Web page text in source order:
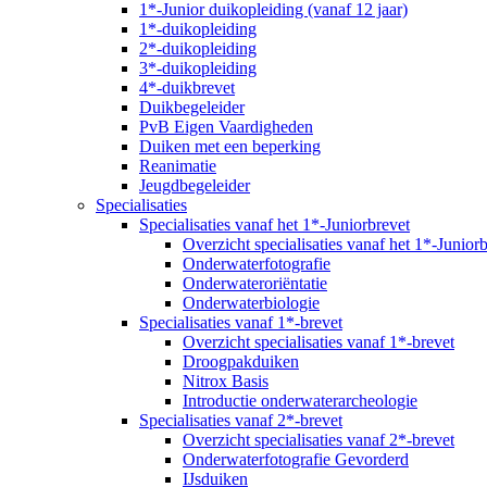
1*-Junior duikopleiding (vanaf 12 jaar)
1*-duikopleiding
2*-duikopleiding
3*-duikopleiding
4*-duikbrevet
Duikbegeleider
PvB Eigen Vaardigheden
Duiken met een beperking
Reanimatie
Jeugdbegeleider
Specialisaties
Specialisaties vanaf het 1*-Juniorbrevet
Overzicht specialisaties vanaf het 1*-
Onderwaterfotografie
Onderwateroriëntatie
Onderwaterbiologie
Specialisaties vanaf 1*-brevet
Overzicht specialisaties vanaf 1*-brevet
Droogpakduiken
Nitrox Basis
Introductie onderwaterarcheologie
Specialisaties vanaf 2*-brevet
Overzicht specialisaties vanaf 2*-brevet
Onderwaterfotografie Gevorderd
IJsduiken